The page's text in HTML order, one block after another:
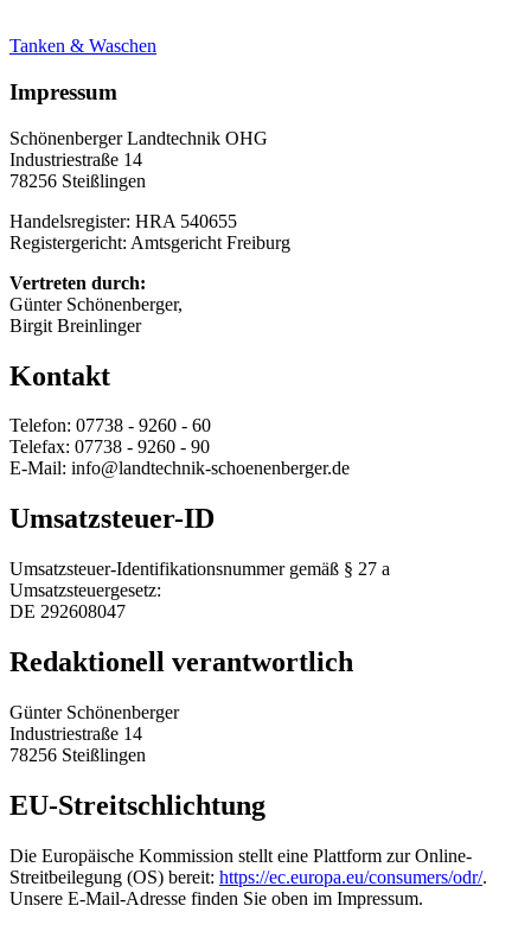
Tanken & Waschen
Impressum
Schönenberger Landtechnik OHG
Industriestraße 14
78256 Steißlingen
Handelsregister: HRA 540655
Registergericht: Amtsgericht Freiburg
Vertreten durch:
Günter Schönenberger,
Birgit Breinlinger
Kontakt
Telefon: 07738 - 9260 - 60
Telefax: 07738 - 9260 - 90
E-Mail: info@landtechnik-schoenenberger.de
Umsatzsteuer-ID
Umsatzsteuer-Identifikationsnummer gemäß § 27 a
Umsatzsteuergesetz:
DE 292608047
Redaktionell verantwortlich
Günter Schönenberger
Industriestraße 14
78256 Steißlingen
EU-Streitschlichtung
Die Europäische Kommission stellt eine Plattform zur Online-
Streitbeilegung (OS) bereit: https://ec.europa.eu/consumers/odr/.
Unsere E-Mail-Adresse finden Sie oben im Impressum.